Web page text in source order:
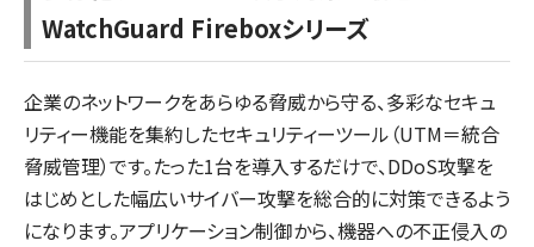
WatchGuard Fireboxシリーズ
企業のネットワークをあらゆる脅威から守る、多彩なセキュ
リティー機能を集約したセキュリティーツール（UTM＝統合
脅威管理）です。たった1台を導入するだけで、DDoS攻撃を
はじめとした幅広いサイバー攻撃を総合的に対策できるよう
になります。アプリケーション制御から、機器への不正侵入の